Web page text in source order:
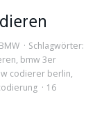
BMW
Schlagwörter:
, bmw 3er
codierer berlin,
16